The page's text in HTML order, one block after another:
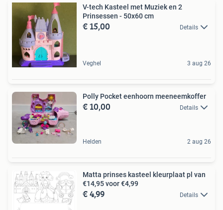
V-tech Kasteel met Muziek en 2
Prinsessen - 50x60 cm
€ 15,00 Details
Veghel 3 aug 26
Polly Pocket eenhoorn meeneemkoffer
€ 10,00 Details
Helden 2 aug 26
Matta prinses kasteel kleurplaat pl van
€14,95 voor €4,99
€ 4,99 Details